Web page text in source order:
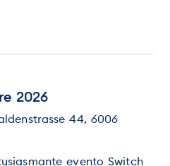
2026
44, 6006
evento Switch